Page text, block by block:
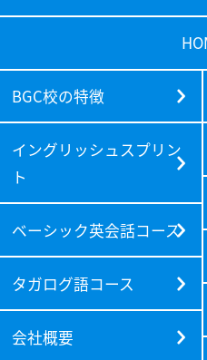
BGC校の特徴
イングリッシュスプリン
ト
ベーシック英会話コース
タガログ語コース
会社概要